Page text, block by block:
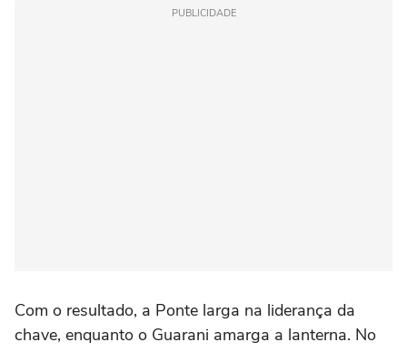
PUBLICIDADE
Com o resultado, a Ponte larga na liderança da
chave, enquanto o Guarani amarga a lanterna. No